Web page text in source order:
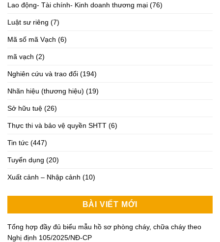
Lao động- Tài chính- Kinh doanh thương mại (76)
Luật sư riêng (7)
Mã số mã Vạch (6)
mã vạch (2)
Nghiên cứu và trao đổi (194)
Nhãn hiệu (thương hiệu) (19)
Sở hữu tuệ (26)
Thực thi và bảo vệ quyền SHTT (6)
Tin tức (447)
Tuyển dụng (20)
Xuất cảnh – Nhập cảnh (10)
BÀI VIẾT MỚI
Tổng hợp đầy đủ biểu mẫu hồ sơ phòng cháy, chữa cháy theo
Nghị định 105/2025/NĐ-CP